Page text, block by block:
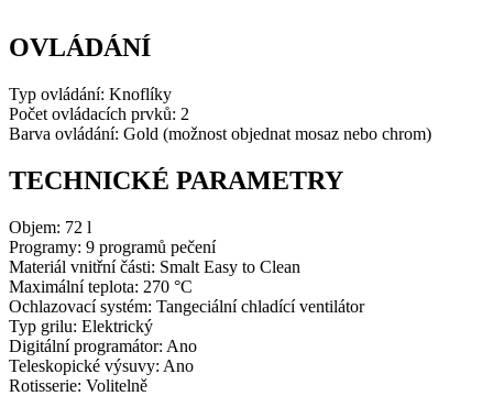
OVLÁDÁNÍ
Typ ovládání: Knoflíky
Počet ovládacích prvků: 2
Barva ovládání: Gold (možnost objednat mosaz nebo chrom)
TECHNICKÉ PARAMETRY
Objem: 72 l
Programy: 9 programů pečení
Materiál vnitřní části: Smalt Easy to Clean
Maximální teplota: 270 °C
Ochlazovací systém: Tangeciální chladící ventilátor
Typ grilu: Elektrický
Digitální programátor: Ano
Teleskopické výsuvy: Ano
Rotisserie: Volitelně